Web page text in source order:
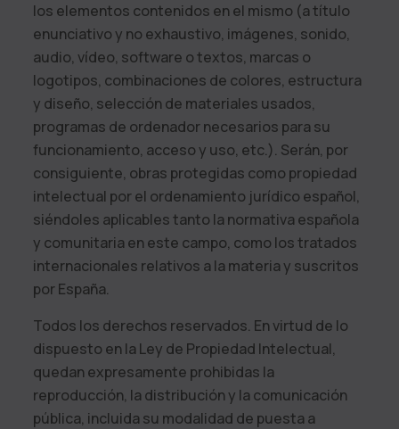
los elementos contenidos en el mismo (a título
enunciativo y no exhaustivo, imágenes, sonido,
audio, vídeo, software o textos, marcas o
logotipos, combinaciones de colores, estructura
y diseño, selección de materiales usados,
programas de ordenador necesarios para su
funcionamiento, acceso y uso, etc.). Serán, por
consiguiente, obras protegidas como propiedad
intelectual por el ordenamiento jurídico español,
siéndoles aplicables tanto la normativa española
y comunitaria en este campo, como los tratados
internacionales relativos a la materia y suscritos
por España.
Todos los derechos reservados. En virtud de lo
dispuesto en la Ley de Propiedad Intelectual,
quedan expresamente prohibidas la
reproducción, la distribución y la comunicación
pública, incluida su modalidad de puesta a